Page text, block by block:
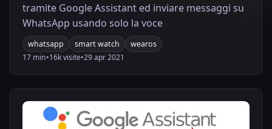
tramite Google Assistant ed inviare messaggi su
WhatsApp usando solo la voce
whatsapp smart watch
wearos
17 min•16k visite•29 apr 2021